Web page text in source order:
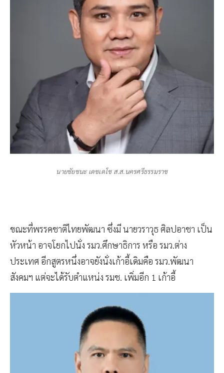
นายชัยชนะ เดชเดโช ส.ส.นครศรีธรรมราช
ขณะที่พรรคชาติไทยพัฒนา ซึ่งมี นายวราวุธ ศิลปอาชา เป็น
หัวหน้า อาจโยกไปนั่ง รมว.ศึกษาธิการ หรือ รมว.ต่าง
ประเทศ อีกสูตรหนึ่งอาจยังนั่งเก้าอี้เดิมคือ รมว.พัฒนา
สังคมฯ แต่จะได้รับตำแหน่ง รมช. เพิ่มอีก 1 เก้าอี้